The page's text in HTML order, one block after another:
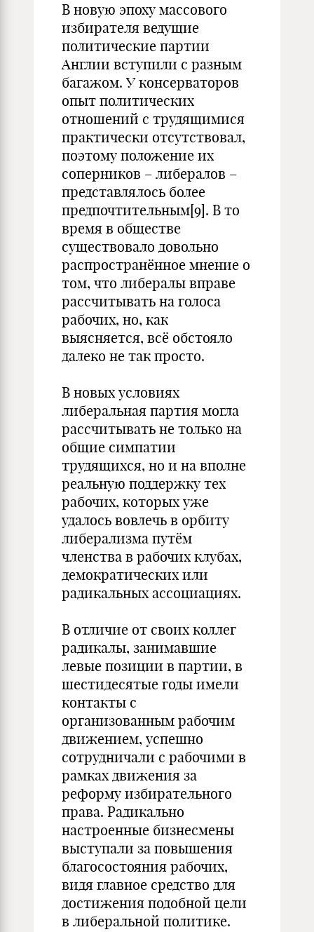
В новую эпоху массового
избирателя ведущие
политические партии
Англии вступили с разным
багажом. У консерваторов
опыт политических
отношений с трудящимися
практически отсутствовал,
поэтому положение их
соперников – либералов –
представлялось более
предпочтительным[9]. В то
время в обществе
существовало довольно
распространённое мнение о
том, что либералы вправе
рассчитывать на голоса
рабочих, но, как
выясняется, всё обстояло
далеко не так просто.
В новых условиях
либеральная партия могла
рассчитывать не только на
общие симпатии
трудящихся, но и на вполне
реальную поддержку тех
рабочих, которых уже
удалось вовлечь в орбиту
либерализма путём
членства в рабочих клубах,
демократических или
радикальных ассоциациях.
В отличие от своих коллег
радикалы, занимавшие
левые позиции в партии, в
шестидесятые годы имели
контакты с
организованным рабочим
движением, успешно
сотрудничали с рабочими в
рамках движения за
реформу избирательного
права. Радикально
настроенные бизнесмены
выступали за повышения
благосостояния рабочих,
видя главное средство для
достижения подобной цели
в либеральной политике.